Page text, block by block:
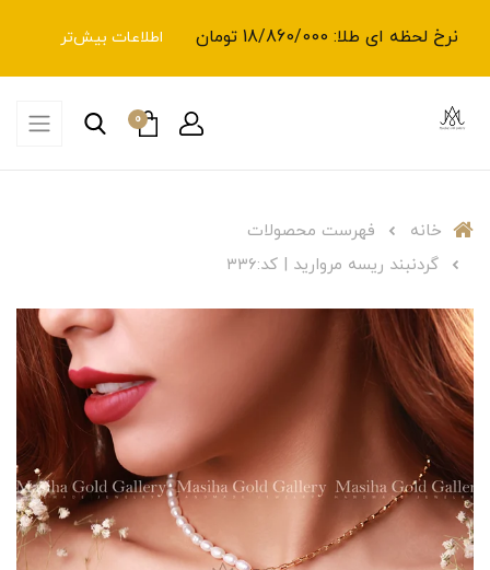
نرخ لحظه ای طلا: 18/860/000 تومان اطلاعات بیش‌تر
0
خانه
فهرست محصولات
گردنبند ریسه مروارید | کد:۳۳۶